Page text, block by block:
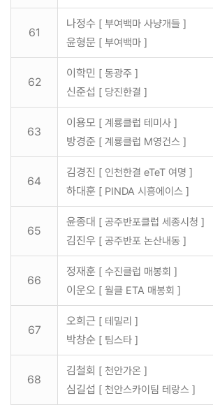
61
나정수 [ 부여백마 사냥개들 ]
윤형문 [ 부여백마 ]
62
이학민 [ 동광주 ]
신준섭 [ 당진한결 ]
63
이용모 [ 계룡클럽 테미사 ]
방경준 [ 계룡클럽 M영건스 ]
64
김경진 [ 인천한결 eTeT 여명 ]
하대훈 [ PINDA 시흥에이스 ]
65
윤종대 [ 공주반포클럽 세종시청 ]
김진우 [ 공주반포 논산내동 ]
66
정재훈 [ 수진클럽 매봉회 ]
이운오 [ 월클 ETA 매봉회 ]
67
오희근 [ 테밀리 ]
박창순 [ 팀스타 ]
68
김철회 [ 천안가온 ]
심길섭 [ 천안스카이팀 테랑스 ]